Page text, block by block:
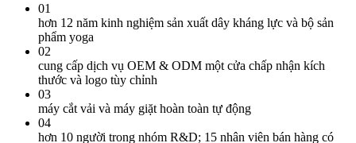
01
hơn 12 năm kinh nghiệm sản xuất dây kháng lực và bộ sản
phẩm yoga
02
cung cấp dịch vụ OEM & ODM một cửa chấp nhận kích
thước và logo tùy chỉnh
03
máy cắt vải và máy giặt hoàn toàn tự động
04
hơn 10 người trong nhóm R&D; 15 nhân viên bán hàng có